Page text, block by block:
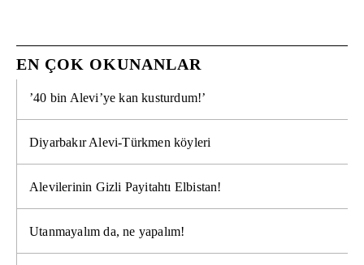
EN ÇOK OKUNANLAR
’40 bin Alevi’ye kan kusturdum!’
Diyarbakır Alevi-Türkmen köyleri
Alevilerinin Gizli Payitahtı Elbistan!
Utanmayalım da, ne yapalım!